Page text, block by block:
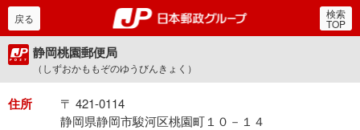
郵便局・日本郵政グルー
戻る 検索
TOP
静岡桃園郵便局
（しずおかももぞのゆうびんきょく）
住所
〒 421-0114
静岡県静岡市駿河区桃園町１０－１４